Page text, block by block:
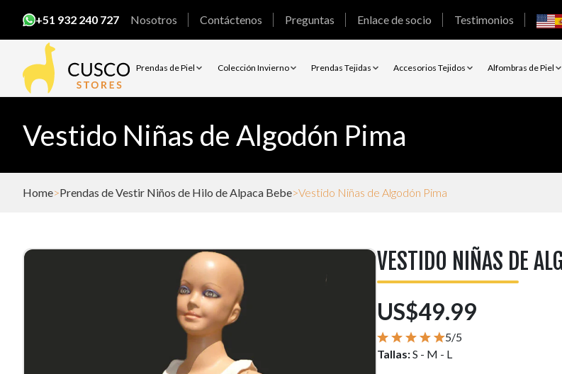
+51 932 240 727 Nosotros Contáctenos Preguntas Enlace de socio Testimonios
Prendas de Piel Colección Invierno Prendas Tejidas Accesorios Tejidos Alfombras de Piel
Vestido Niñas de Algodón Pima
Home Prendas de Vestir Niños de Hilo de Alpaca Bebe Vestido Niñas de Algodón Pima
VESTIDO NIÑAS DE
US$49.99
5/5
Tallas:S - M - L